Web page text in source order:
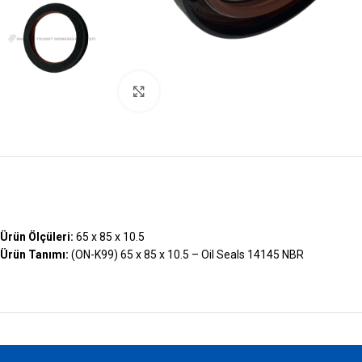
Ürün Ölçüleri: 65 x 85 x 10.5
Ürün Tanımı: (ON-K99) 65 x 85 x 10.5 – Oil Seals 14145 NBR